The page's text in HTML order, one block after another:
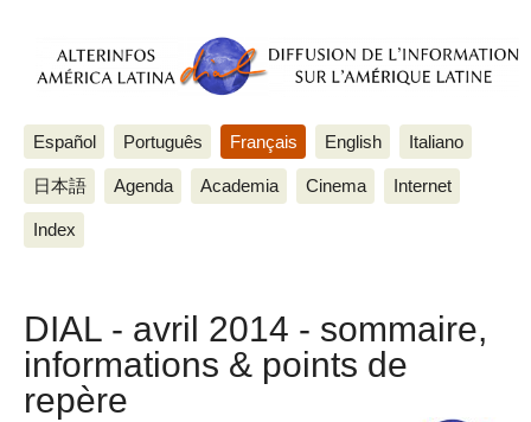
Español Português Français English Italiano
日本語 Agenda Academia Cinema Internet
Index
DIAL - avril 2014 - sommaire,
informations & points de
repère